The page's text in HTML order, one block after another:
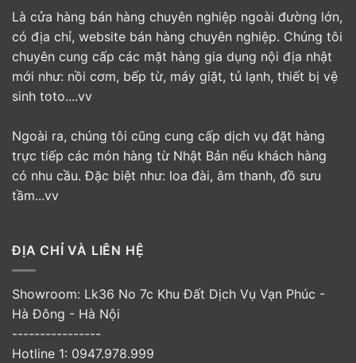
Là cửa hàng bán hàng chuyên nghiệp ngoài đường lớn,
có địa chỉ, website bán hàng chuyên nghiệp. Chúng tôi
chuyên cung cấp các mặt hàng gia dụng nội địa nhật
mới như: nồi cơm, bếp từ, máy giặt, tủ lạnh, thiết bị vệ
sinh toto....vv
Ngoài ra, chúng tôi cũng cung cấp dịch vụ đặt hàng
trực tiếp các món hàng từ Nhật Bản nếu khách hàng
có nhu cầu. Đặc biệt như: loa đài, âm thanh, đồ sưu
tầm...vv
ĐỊA CHỈ VÀ LIÊN HỆ
Showroom: Lk36 No 7c Khu Đất Dịch Vụ Vạn Phúc -
Hà Đông - Hà Nội
----------------
Hotline 1: 0947.978.999